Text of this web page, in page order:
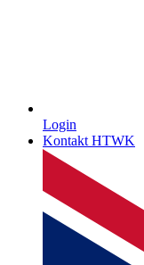
Login
Kontakt HTWK